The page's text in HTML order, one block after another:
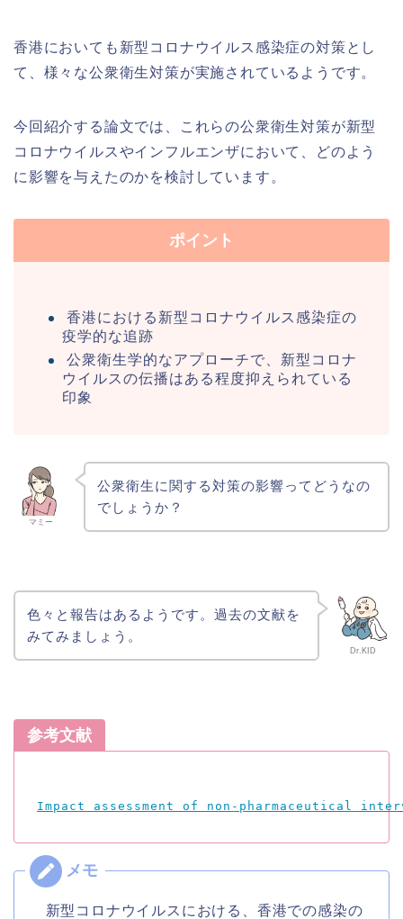
香港においても新型コロナウイルス感染症の対策とし
て、様々な公衆衛生対策が実施されているようです。
今回紹介する論文では、これらの公衆衛生対策が新型
コロナウイルスやインフルエンザにおいて、どのよう
に影響を与えたのかを検討しています。
ポイント
香港における新型コロナウイルス感染症の
疫学的な追跡
公衆衛生学的なアプローチで、新型コロナ
ウイルスの伝播はある程度抑えられている
印象
マミー
公衆衛生に関する対策の影響ってどうなの
でしょうか？
Dr.KID
色々と報告はあるようです。過去の文献を
みてみましょう。
参考文献
Impact assessment of non-pharmaceutical
新型コロナウイルスにおける、香港での感染の